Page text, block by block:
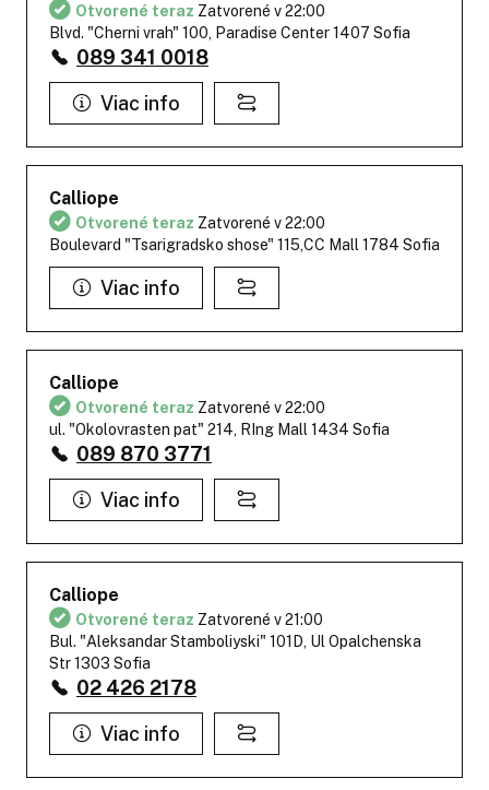
Otvorené teraz Zatvorené v 22:00
Blvd. "Cherni vrah" 100, Paradise Center 1407 Sofia
089 341 0018
Viac info
Calliope
Otvorené teraz Zatvorené v 22:00
Boulevard "Tsarigradsko shose" 115,CC Mall 1784 Sofia
Viac info
Calliope
Otvorené teraz Zatvorené v 22:00
ul. "Okolovrasten pat" 214, RIng Mall 1434 Sofia
089 870 3771
Viac info
Calliope
Otvorené teraz Zatvorené v 21:00
Bul. "Aleksandar Stamboliyski" 101D, Ul Opalchenska
Str 1303 Sofia
02 426 2178
Viac info